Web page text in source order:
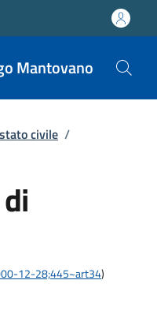
Mantovano
civile /
12-28;445~art34)